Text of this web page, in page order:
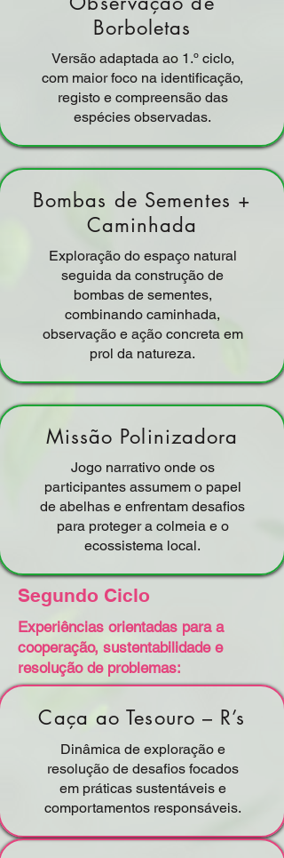
Borboletas
Versão adaptada ao 1.º ciclo,
com maior foco na identificação,
registo e compreensão das
espécies observadas.
Bombas de Sementes +
Caminhada
Exploração do espaço natural
seguida da construção de
bombas de sementes,
combinando caminhada,
observação e ação concreta em
prol da natureza.
Missão Polinizadora
Jogo narrativo onde os
participantes assumem o papel
de abelhas e enfrentam desafios
para proteger a colmeia e o
ecossistema local.
Segundo Ciclo
Experiências orientadas para a
cooperação, sustentabilidade e
resolução de problemas:
Caça ao Tesouro – R’s
Dinâmica de exploração e
resolução de desafios focados
em práticas sustentáveis e
comportamentos responsáveis.